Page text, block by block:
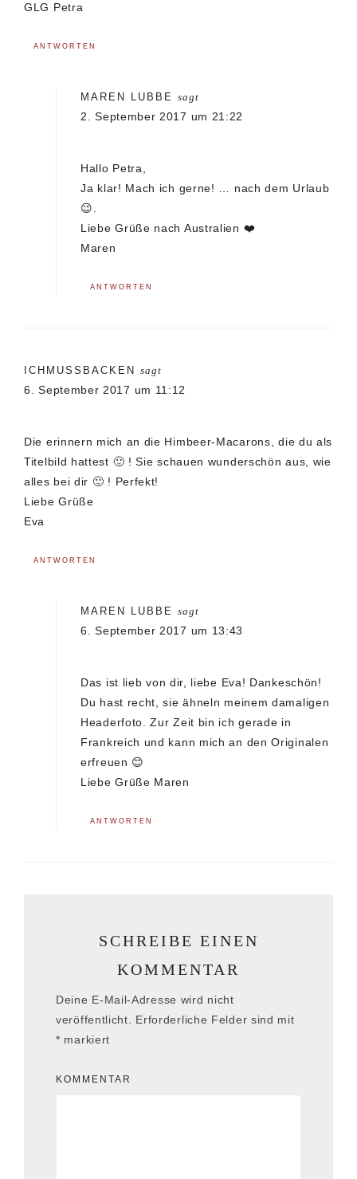
GLG Petra
ANTWORTEN
MAREN LUBBE sagt
2. September 2017 um 21:22
Hallo Petra,
Ja klar! Mach ich gerne! … nach dem Urlaub
😉.
Liebe Grüße nach Australien ❤️
Maren
ANTWORTEN
ICHMUSSBACKEN sagt
6. September 2017 um 11:12
Die erinnern mich an die Himbeer-Macarons, die du als
Titelbild hattest 🙂 ! Sie schauen wunderschön aus, wie
alles bei dir 🙂 ! Perfekt!
Liebe Grüße
Eva
ANTWORTEN
MAREN LUBBE sagt
6. September 2017 um 13:43
Das ist lieb von dir, liebe Eva! Dankeschön!
Du hast recht, sie ähneln meinem damaligen
Headerfoto. Zur Zeit bin ich gerade in
Frankreich und kann mich an den Originalen
erfreuen 😊
Liebe Grüße Maren
ANTWORTEN
SCHREIBE EINEN
KOMMENTAR
Deine E-Mail-Adresse wird nicht
veröffentlicht. Erforderliche Felder sind mit
* markiert
KOMMENTAR